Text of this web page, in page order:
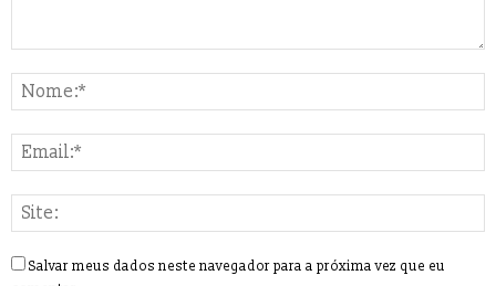
Salvar meus dados neste navegador para a próxima vez que eu